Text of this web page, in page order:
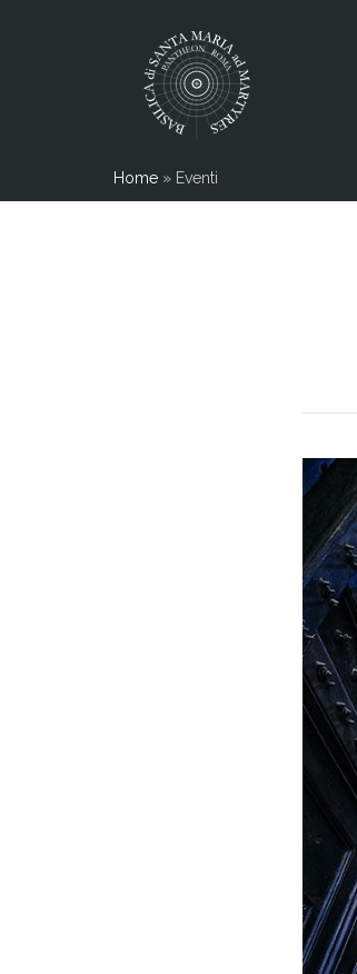
Home » Eventi